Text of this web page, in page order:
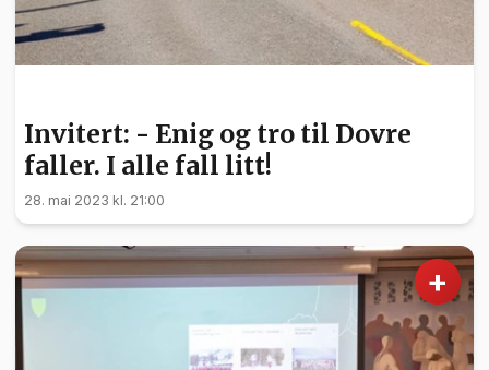
Invitert: - Enig og tro til Dovre
faller. I alle fall litt!
28. mai 2023 kl. 21:00
+